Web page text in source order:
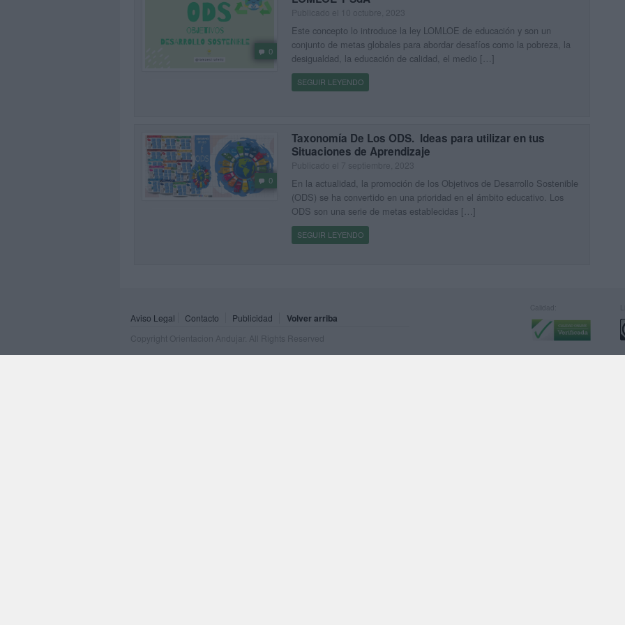
0
Este concepto lo introduce la ley LOMLOE de educación y son un
conjunto de metas globales para abordar desafíos como la pobreza, la
desigualdad, la educación de calidad, el medio […]
SEGUIR LEYENDO
0
Taxonomía De Los ODS. Ideas para utilizar en tus
Situaciones de Aprendizaje
En la actualidad, la promoción de los Objetivos de Desarrollo Sostenible
(ODS) se ha convertido en una prioridad en el ámbito educativo. Los
ODS son una serie de metas establecidas […]
SEGUIR LEYENDO
Aviso Legal Contacto Publicidad Volver arriba